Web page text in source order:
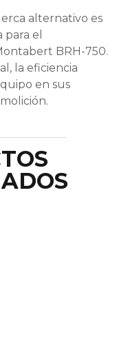
alternativo es
el
BRH-750.
la eficiencia
en sus